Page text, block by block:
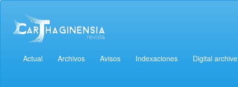
Actual Archivos Avisos Indexaciones Digital